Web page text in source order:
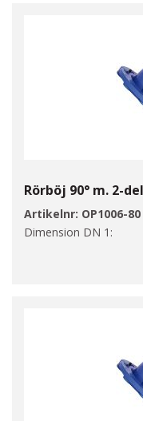
Rörböj 90° m. 2-
Artikelnr: OP1006-80
Dimension DN 1: